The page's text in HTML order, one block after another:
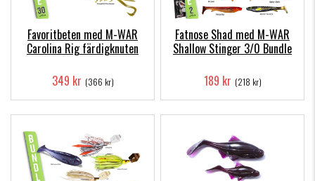
Favoritbeten med M-WAR
Carolina Rig färdigknuten
349 kr (366 kr)
Fatnose Shad med M-WAR
Shallow Stinger 3/0 Bundle
189 kr (218 kr)